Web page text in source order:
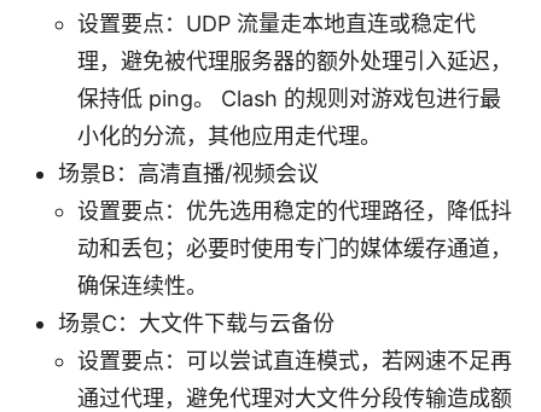
设置要点：UDP 流量走本地直连或稳定代
理，避免被代理服务器的额外处理引入延迟，
保持低 ping。 Clash 的规则对游戏包进行最
小化的分流，其他应用走代理。
场景B：高清直播/视频会议
设置要点：优先选用稳定的代理路径，降低抖
动和丢包；必要时使用专门的媒体缓存通道，
确保连续性。
场景C：大文件下载与云备份
设置要点：可以尝试直连模式，若网速不足再
通过代理，避免代理对大文件分段传输造成额